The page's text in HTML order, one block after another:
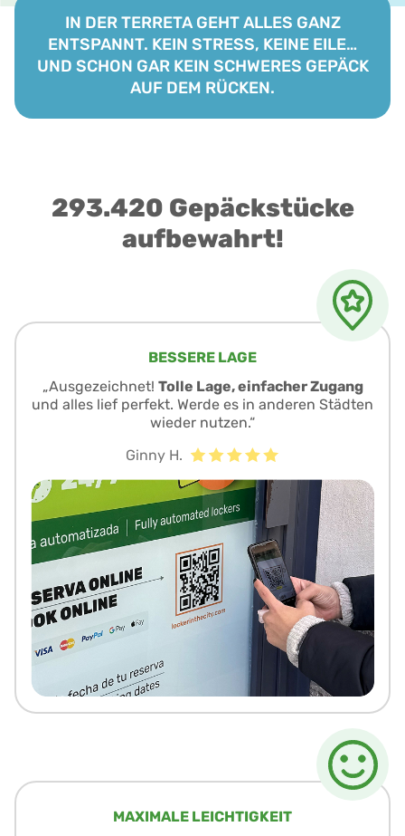
IN DER TERRETA GEHT ALLES GANZ
ENTSPANNT. KEIN STRESS, KEINE EILE…
UND SCHON GAR KEIN SCHWERES GEPÄCK
AUF DEM RÜCKEN.
293.420 Gepäckstücke
aufbewahrt!
BESSERE LAGE
„Ausgezeichnet! Tolle Lage, einfacher Zugang
und alles lief perfekt. Werde es in anderen Städten
wieder nutzen.“
Ginny H.
MAXIMALE LEICHTIGKEIT